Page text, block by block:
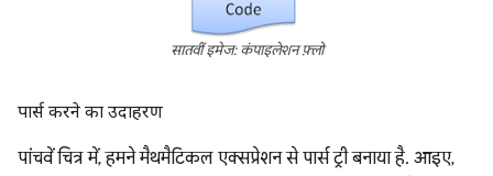
सातवीं इमेज: कंपाइलेशन फ़्लो
पार्स करने का उदाहरण
पांचवें चित्र में, हमने मैथमैटिकल एक्सप्रेशन से पार्स ट्री बनाया है. आइए,